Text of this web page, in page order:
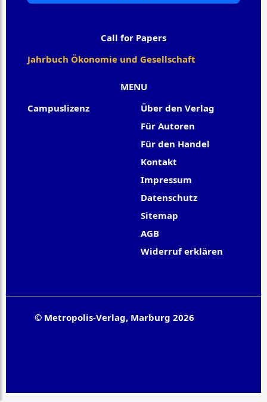
MENU
Campuslizenz
Über den Verlag
Für Autoren
Für den Handel
Kontakt
Impressum
Datenschutz
Sitemap
AGB
Widerruf erklären
Call for Papers
Jahrbuch Ökonomie und Gesellschaft
© Metropolis-Verlag, Marburg 2026